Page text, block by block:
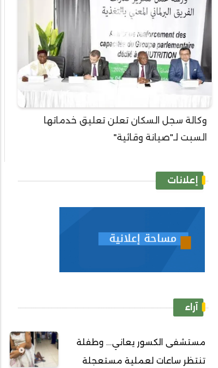
وكالة سجل السكان تعلن تعليق خدماتها
السبت لـ"صيانة وقائية"
إعلانات
آراء
مستشفى الكسور يعاني... وطفلة
تنتظر ساعات لعملية مستعجلة